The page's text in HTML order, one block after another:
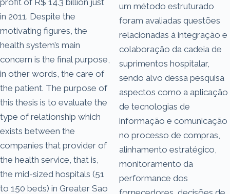
in 2011. Despite the
motivating figures, the
health system’s main
concern is the final purpose,
in other words, the care of
the patient. The purpose of
this thesis is to evaluate the
type of relationship which
exists between the
companies that provider of
the health service, that is,
the mid-sized hospitals (51
to 150 beds) in Greater Sao
um método estruturado
foram avaliadas questões
relacionadas à integração e
colaboração da cadeia de
suprimentos hospitalar,
sendo alvo dessa pesquisa
aspectos como a aplicação
de tecnologias de
informação e comunicação
no processo de compras,
alinhamento estratégico,
monitoramento da
performance dos